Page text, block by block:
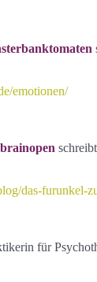
emotionen/
brainopen
das-furunkel-
für